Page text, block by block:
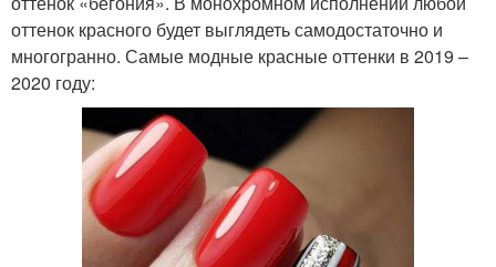
оттенок красного будет выглядеть самодостаточно и
многогранно. Самые модные красные оттенки в 2019 –
2020 году: